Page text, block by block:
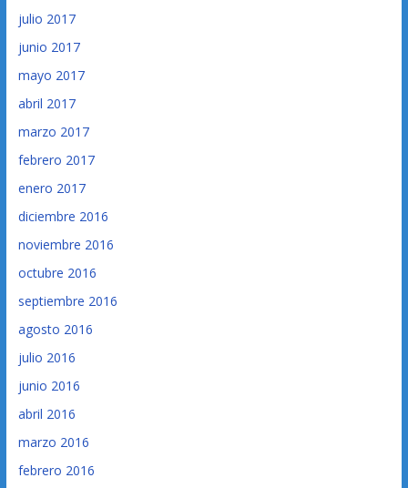
julio 2017
junio 2017
mayo 2017
abril 2017
marzo 2017
febrero 2017
enero 2017
diciembre 2016
noviembre 2016
octubre 2016
septiembre 2016
agosto 2016
julio 2016
junio 2016
abril 2016
marzo 2016
febrero 2016